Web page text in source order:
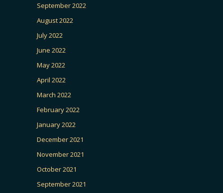
September 2022
August 2022
July 2022
June 2022
May 2022
April 2022
March 2022
February 2022
January 2022
December 2021
November 2021
October 2021
September 2021